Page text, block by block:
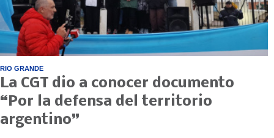
RIO GRANDE
La CGT dio a conocer documento
“Por la defensa del territorio
argentino”